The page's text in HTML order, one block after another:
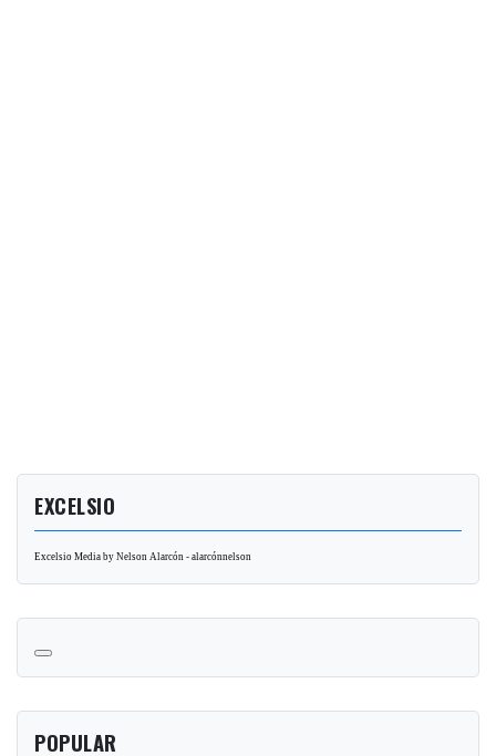
EXCELSIO
Excelsio Media by Nelson Alarcón - alarcónnelson
POPULAR